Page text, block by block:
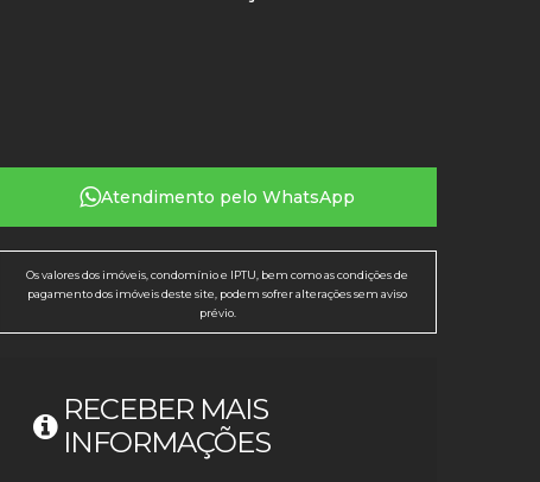
Atendimento pelo WhatsApp
Os valores dos imóveis, condomínio e IPTU, bem como as condições de
pagamento dos imóveis deste site, podem sofrer alterações sem aviso
prévio.
RECEBER MAIS
INFORMAÇÕES